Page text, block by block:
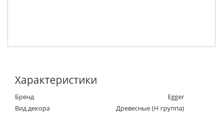
Характеристики
Бренд
Egger
Вид декора
Древесные (Н группа)